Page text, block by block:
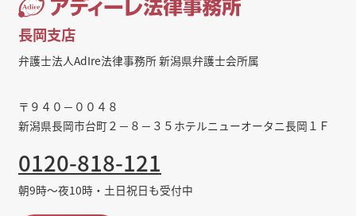
長岡支店
弁護士法人AdIre法律事務所 新潟県弁護士会所属
〒９４０－００４８
新潟県長岡市台町２－８－３５ホテルニューオータニ長岡１Ｆ
0120-818-121
朝9時～夜10時・土日祝日も受付中